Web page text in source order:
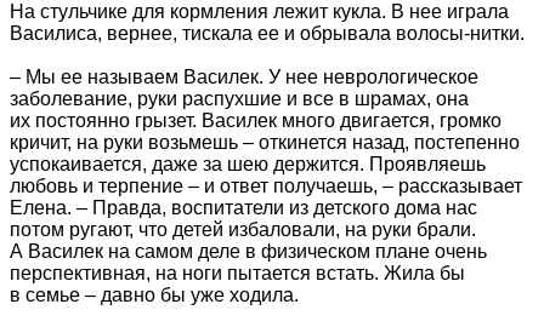
На стульчике для кормления лежит кукла. В нее играла
Василиса, вернее, тискала ее и обрывала волосы‑нитки.
– Мы ее называем Василек. У нее неврологическое
заболевание, руки распухшие и все в шрамах, она
их постоянно грызет. Василек много двигается, громко
кричит, на руки возьмешь – откинется назад, постепенно
успокаивается, даже за шею держится. Проявляешь
любовь и терпение – и ответ получаешь, – рассказывает
Елена. – Правда, воспитатели из детского дома нас
потом ругают, что детей избаловали, на руки брали.
А Василек на самом деле в физическом плане очень
перспективная, на ноги пытается встать. Жила бы
в семье – давно бы уже ходила.